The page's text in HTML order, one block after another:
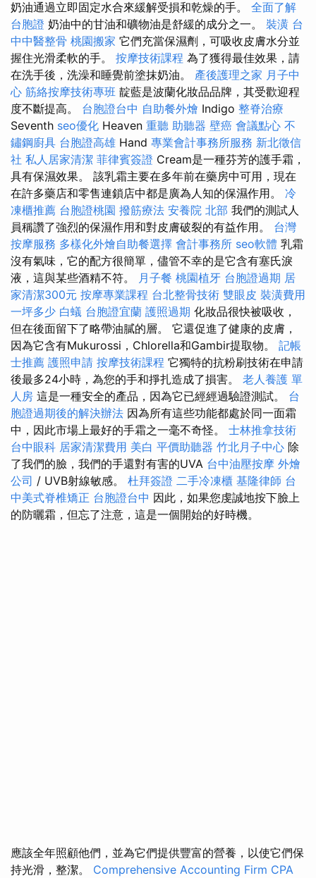
奶油通過立即固定水合來緩解受損和乾燥的手。 全面了解
台胞證 奶油中的甘油和礦物油是舒緩的成分之一。 裝潢 台
中中醫整骨 桃園搬家 它們充當保濕劑，可吸收皮膚水分並
握住光滑柔軟的手。 按摩技術課程 為了獲得最佳效果，請
在洗手後，洗澡和睡覺前塗抹奶油。 產後護理之家 月子中
心 筋絡按摩技術專班 靛藍是波蘭化妝品品牌，其受歡迎程
度不斷提高。 台胞證台中 自助餐外燴 Indigo 整脊治療
Seventh seo優化 Heaven 重聽 助聽器 壁癌 會議點心 不
鏽鋼廚具 台胞證高雄 Hand 專業會計事務所服務 新北徵信
社 私人居家清潔 菲律賓簽證 Cream是一種芬芳的護手霜，
具有保濕效果。 該乳霜主要在多年前在藥房中可用，現在
在許多藥店和零售連鎖店中都是廣為人知的保濕作用。 冷
凍櫃推薦 台胞證桃園 撥筋療法 安養院 北部 我們的測試人
員稱讚了強烈的保濕作用和對皮膚破裂的有益作用。 台灣
按摩服務 多樣化外燴自助餐選擇 會計事務所 seo軟體 乳霜
沒有氣味，它的配方很簡單，儘管不幸的是它含有塞氏淚
液，這與某些酒精不符。 月子餐 桃園植牙 台胞證過期 居
家清潔300元 按摩專業課程 台北整骨技術 雙眼皮 裝潢費用
一坪多少 白蟻 台胞證宜蘭 護照過期 化妝品很快被吸收，
但在後面留下了略帶油膩的層。 它還促進了健康的皮膚，
因為它含有Mukurossi，Chlorella和Gambir提取物。 記帳
士推薦 護照申請 按摩技術課程 它獨特的抗粉刷技術在申請
後最多24小時，為您的手和掙扎造成了損害。 老人養護 單
人房 這是一種安全的產品，因為它已經經過驗證測試。 台
胞證過期後的解決辦法 因為所有這些功能都處於同一面霜
中，因此市場上最好的手霜之一毫不奇怪。 士林推拿技術
台中眼科 居家清潔費用 美白 平價助聽器 竹北月子中心 除
了我們的臉，我們的手還對有害的UVA 台中油壓按摩 外燴
公司 / UVB射線敏感。 杜拜簽證 二手冷凍櫃 基隆律師 台
中美式脊椎矯正 台胞證台中 因此，如果您虔誠地按下臉上
的防曬霜，但忘了注意，這是一個開始的好時機。
應該全年照顧他們，並為它們提供豐富的營養，以使它們保
持光滑，整潔。 Comprehensive Accounting Firm CPA